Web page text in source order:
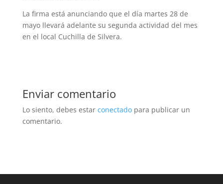
La firma está anunciando que el día martes 28 de
mayo llevará adelante su segunda actividad del mes
en el local Cuchilla de Silvera.
Enviar comentario
Lo siento, debes estar conectadopara publicar un
comentario.